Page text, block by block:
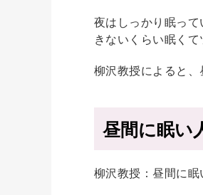
夜はしっかり眠っ
きないくらい眠く
柳沢教授によると
昼間に眠い
柳沢教授：昼間に眠